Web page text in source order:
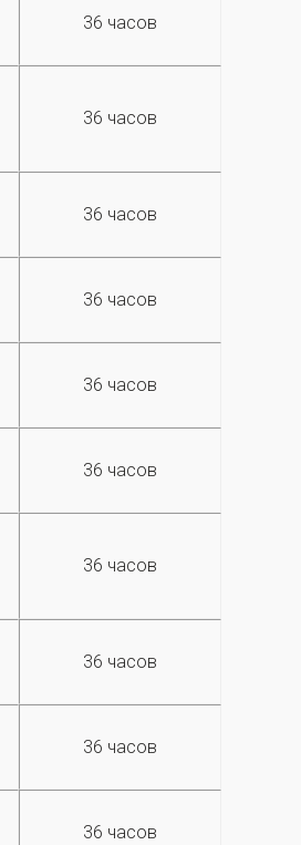
36 часов
36 часов
36 часов
36 часов
36 часов
36 часов
36 часов
36 часов
36 часов
36 часов